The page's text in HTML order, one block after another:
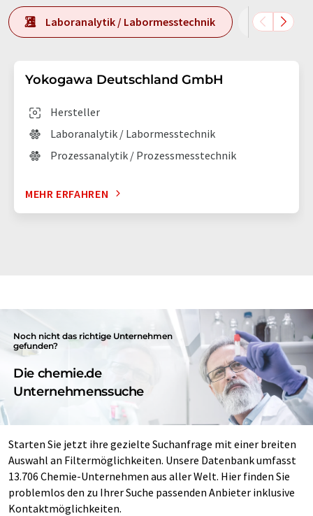
Laboranalytik / Labormesstechnik
Yokogawa Deutschland GmbH
Hersteller
Laboranalytik / Labormesstechnik
Prozessanalytik / Prozessmesstechnik
MEHR ERFAHREN
Noch nicht das richtige Unternehmen
gefunden?
Die chemie.de
Unternehmenssuche
Starten Sie jetzt ihre gezielte Suchanfrage mit einer breiten
Auswahl an Filtermöglichkeiten. Unsere Datenbank umfasst
13.706 Chemie-Unternehmen aus aller Welt. Hier finden Sie
problemlos den zu Ihrer Suche passenden Anbieter inklusive
Kontaktmöglichkeiten.